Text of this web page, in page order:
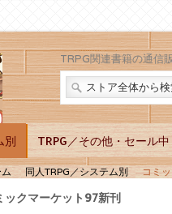
TRPG関連書籍の通信
別 TRPG／その他・セール中
同人TRPG／システム別 コミ
ックマーケット97新刊